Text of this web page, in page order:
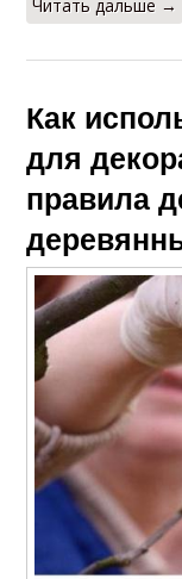
Читать дальше →
Как
для
правила